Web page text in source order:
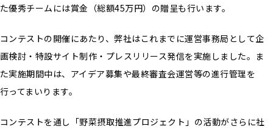
た優秀チームには賞金（総額45万円）の贈呈も行います。
コンテストの開催にあたり、弊社はこれまでに運営事務局として企
画検討・特設サイト制作・プレスリリース発信を実施しました。ま
た実施期間中は、アイデア募集や最終審査会運営等の進行管理を
行ってまいります。
コンテストを通し「野菜摂取推進プロジェクト」の活動がさらに社